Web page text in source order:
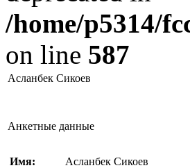
/home/p5314/
on line 587
Асланбек Сикоев
Анкетные данные
Имя: Асланбек Сикоев